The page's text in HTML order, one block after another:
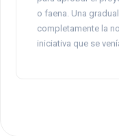
o faena. Una
completamente la
iniciativa que se